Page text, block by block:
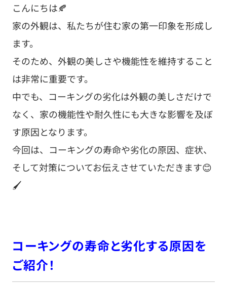
こんにちは🍂
家の外観は、私たちが住む家の第一印象を形成し
ます。
そのため、外観の美しさや機能性を維持すること
は非常に重要です。
中でも、コーキングの劣化は外観の美しさだけで
なく、家の機能性や耐久性にも大きな影響を及ぼ
す原因となります。
今回は、コーキングの寿命や劣化の原因、症状、
そして対策についてお伝えさせていただきます😊
🖌️
コーキングの寿命と劣化する原因を
ご紹介！